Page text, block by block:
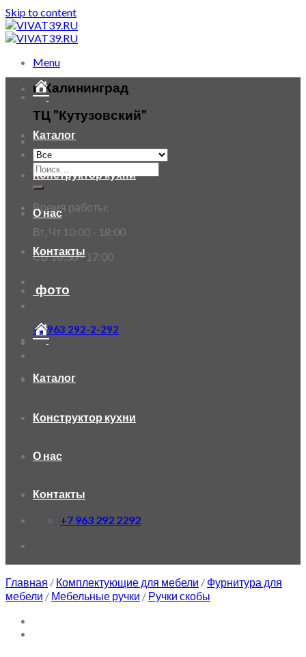
Skip to content
Menu
г. Калининград
ТЦ "Кутузовский"
Время работы:
Вт, Чт 10:00 - 18:00
СБ 10:30 - 17:00
+7 963 292-2-292
Каталог
Конструктор кухни
О нас
Контакты
фото
Каталог
Конструктор кухни
О нас
Контакты
+7 963 292 2292
Главная / Комплектующие для мебели / Фурнитура для
мебели / Мебельные ручки / Ручки скобы